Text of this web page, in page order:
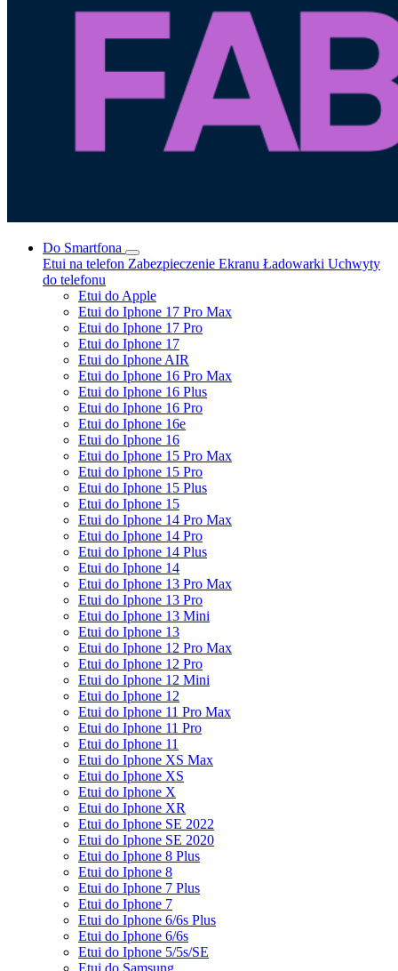
Do Smartfona
Etui na telefon Zabezpieczenie Ekranu Ładowarki Uchwyty
do telefonu
Etui do Apple
Etui do Iphone 17 Pro Max
Etui do Iphone 17 Pro
Etui do Iphone 17
Etui do Iphone AIR
Etui do Iphone 16 Pro Max
Etui do Iphone 16 Plus
Etui do Iphone 16 Pro
Etui do Iphone 16e
Etui do Iphone 16
Etui do Iphone 15 Pro Max
Etui do Iphone 15 Pro
Etui do Iphone 15 Plus
Etui do Iphone 15
Etui do Iphone 14 Pro Max
Etui do Iphone 14 Pro
Etui do Iphone 14 Plus
Etui do Iphone 14
Etui do Iphone 13 Pro Max
Etui do Iphone 13 Pro
Etui do Iphone 13 Mini
Etui do Iphone 13
Etui do Iphone 12 Pro Max
Etui do Iphone 12 Pro
Etui do Iphone 12 Mini
Etui do Iphone 12
Etui do Iphone 11 Pro Max
Etui do Iphone 11 Pro
Etui do Iphone 11
Etui do Iphone XS Max
Etui do Iphone XS
Etui do Iphone X
Etui do Iphone XR
Etui do Iphone SE 2022
Etui do Iphone SE 2020
Etui do Iphone 8 Plus
Etui do Iphone 8
Etui do Iphone 7 Plus
Etui do Iphone 7
Etui do Iphone 6/6s Plus
Etui do Iphone 6/6s
Etui do Iphone 5/5s/SE
Etui do Samsung